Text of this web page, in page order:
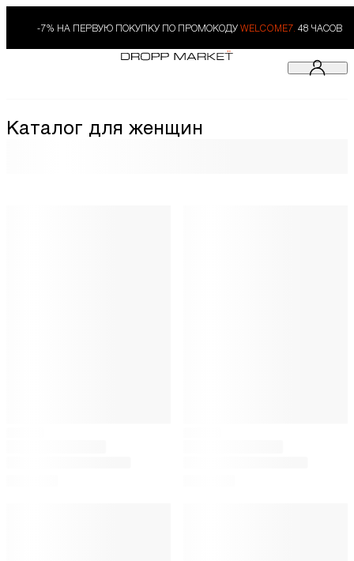
-7% НА ПЕРВУЮ ПОКУПКУ ПО ПРОМОКОДУ WELCOME7. 48 ЧАСОВ
Каталог для женщин